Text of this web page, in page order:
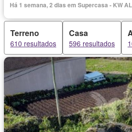
Há 1 semana, 2 dias em Supercasa - KW
Terreno
610 resultados
Casa
596 resultados